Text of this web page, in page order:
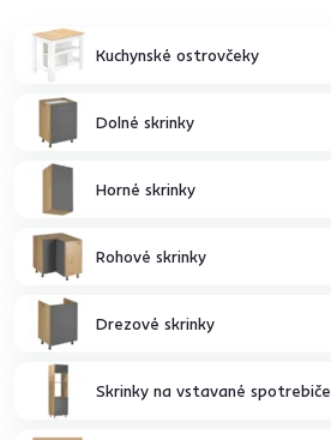
Kuchynské ostrovčeky
Dolné skrinky
Horné skrinky
Rohové skrinky
Drezové skrinky
Skrinky na vstavané spotrebiče